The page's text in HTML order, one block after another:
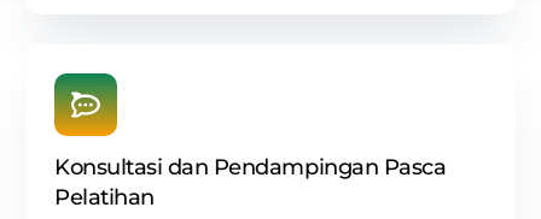
Konsultasi dan Pendampingan Pasca
Pelatihan